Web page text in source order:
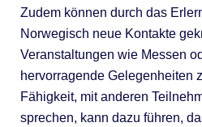
Zudem können durch das
Norwegisch neue Kontakte
Veranstaltungen wie Messen
hervorragende Gelegenheiten
Fähigkeit, mit anderen
sprechen, kann dazu führen,